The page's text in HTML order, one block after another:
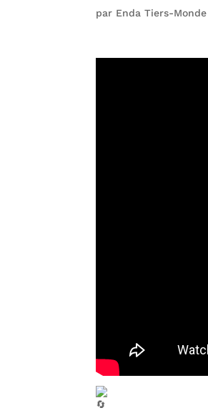
par Enda Tiers-Monde